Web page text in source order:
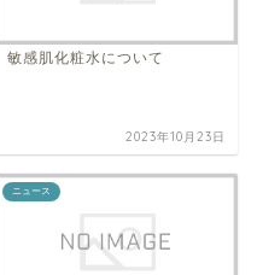
敏感肌化粧水について
2023年10月23日
ニュース